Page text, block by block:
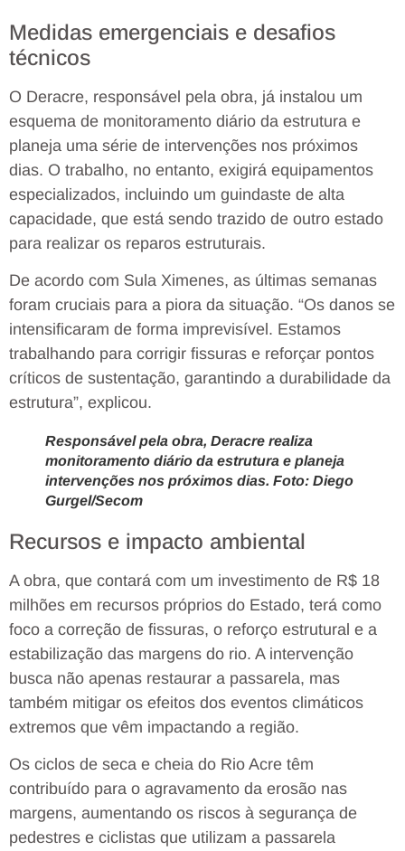
Medidas emergenciais e desafios
técnicos
O Deracre, responsável pela obra, já instalou um
esquema de monitoramento diário da estrutura e
planeja uma série de intervenções nos próximos
dias. O trabalho, no entanto, exigirá equipamentos
especializados, incluindo um guindaste de alta
capacidade, que está sendo trazido de outro estado
para realizar os reparos estruturais.
De acordo com Sula Ximenes, as últimas semanas
foram cruciais para a piora da situação. “Os danos se
intensificaram de forma imprevisível. Estamos
trabalhando para corrigir fissuras e reforçar pontos
críticos de sustentação, garantindo a durabilidade da
estrutura”, explicou.
Responsável pela obra, Deracre realiza
monitoramento diário da estrutura e planeja
intervenções nos próximos dias. Foto: Diego
Gurgel/Secom
Recursos e impacto ambiental
A obra, que contará com um investimento de R$ 18
milhões em recursos próprios do Estado, terá como
foco a correção de fissuras, o reforço estrutural e a
estabilização das margens do rio. A intervenção
busca não apenas restaurar a passarela, mas
também mitigar os efeitos dos eventos climáticos
extremos que vêm impactando a região.
Os ciclos de seca e cheia do Rio Acre têm
contribuído para o agravamento da erosão nas
margens, aumentando os riscos à segurança de
pedestres e ciclistas que utilizam a passarela